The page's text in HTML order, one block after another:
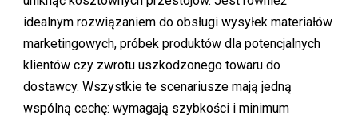
idealnym rozwiązaniem do obsługi wysyłek materiałów
marketingowych, próbek produktów dla potencjalnych
klientów czy zwrotu uszkodzonego towaru do
dostawcy. Wszystkie te scenariusze mają jedną
wspólną cechę: wymagają szybkości i minimum